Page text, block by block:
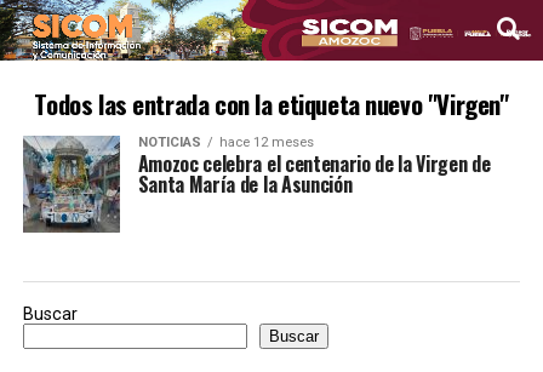
Todos las entrada con la etiqueta nuevo "Virgen"
NOTICIAS hace 12 meses
Amozoc celebra el centenario de la Virgen de
Santa María de la Asunción
Buscar
Buscar